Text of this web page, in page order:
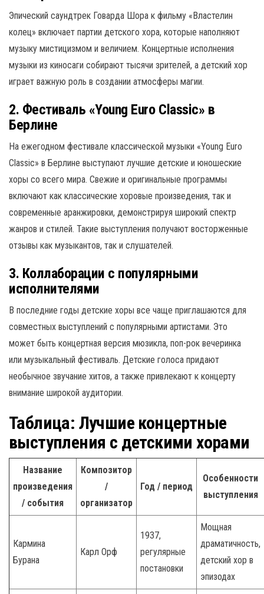
Эпический саундтрек Говарда Шора к фильму «Властелин
колец» включает партии детского хора, которые наполняют
музыку мистицизмом и величием. Концертные исполнения
музыки из киносаги собирают тысячи зрителей, а детский хор
играет важную роль в создании атмосферы магии.
2. Фестиваль «Young Euro Classic» в
Берлине
На ежегодном фестивале классической музыки «Young Euro
Classic» в Берлине выступают лучшие детские и юношеские
хоры со всего мира. Свежие и оригинальные программы
включают как классические хоровые произведения, так и
современные аранжировки, демонстрируя широкий спектр
жанров и стилей. Такие выступления получают восторженные
отзывы как музыкантов, так и слушателей.
3. Коллаборации с популярными
исполнителями
В последние годы детские хоры все чаще приглашаются для
совместных выступлений с популярными артистами. Это
может быть концертная версия мюзикла, поп-рок вечеринка
или музыкальный фестиваль. Детские голоса придают
необычное звучание хитов, а также привлекают к концерту
внимание широкой аудитории.
Таблица: Лучшие концертные
выступления с детскими хорами
Название
произведения
/ события
Композитор
/
организатор
Год / период
Особенности
выступления
Кармина
Бурана
Карл Орф
1937,
регулярные
постановки
Мощная
драматичность,
детский хор в
эпизодах